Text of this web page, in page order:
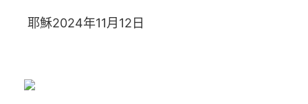
耶穌2024年11月12日